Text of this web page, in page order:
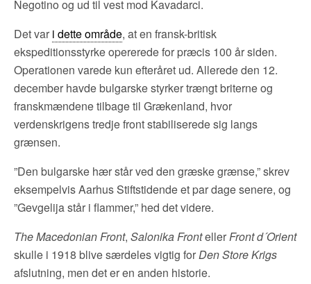
Negotino og ud til vest mod Kavadarci.
Det var i dette område, at en fransk-britisk
ekspeditionsstyrke opererede for præcis 100 år siden.
Operationen varede kun efteråret ud. Allerede den 12.
december havde bulgarske styrker trængt briterne og
franskmændene tilbage til Grækenland, hvor
verdenskrigens tredje front stabiliserede sig langs
grænsen.
”Den bulgarske hær står ved den græske grænse,” skrev
eksempelvis Aarhus Stiftstidende et par dage senere, og
”Gevgelija står i flammer,” hed det videre.
The Macedonian Front, Salonika FrontellerFront d´Orient
skulle i 1918 blive særdeles vigtig forDen Store Krigs
afslutning, men det er en anden historie.